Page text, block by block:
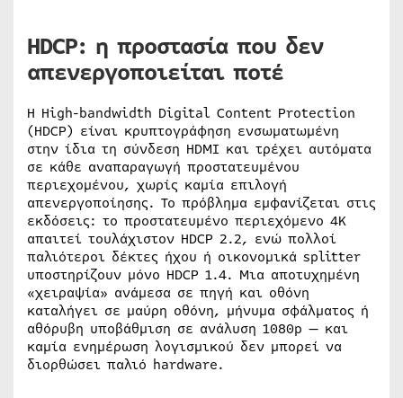
HDCP: η προστασία που δεν
απενεργοποιείται ποτέ
Η High-bandwidth Digital Content Protection
(HDCP) είναι κρυπτογράφηση ενσωματωμένη
στην ίδια τη σύνδεση HDMI και τρέχει αυτόματα
σε κάθε αναπαραγωγή προστατευμένου
περιεχομένου, χωρίς καμία επιλογή
απενεργοποίησης. Το πρόβλημα εμφανίζεται στις
εκδόσεις: το προστατευμένο περιεχόμενο 4K
απαιτεί τουλάχιστον HDCP 2.2, ενώ πολλοί
παλιότεροι δέκτες ήχου ή οικονομικά splitter
υποστηρίζουν μόνο HDCP 1.4. Μια αποτυχημένη
«χειραψία» ανάμεσα σε πηγή και οθόνη
καταλήγει σε μαύρη οθόνη, μήνυμα σφάλματος ή
αθόρυβη υποβάθμιση σε ανάλυση 1080p — και
καμία ενημέρωση λογισμικού δεν μπορεί να
διορθώσει παλιό hardware.